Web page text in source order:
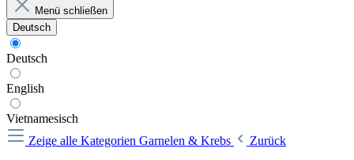
Menü schließen
Deutsch
Deutsch
English
Vietnamesisch
Zeige alle Kategorien Garnelen & Krebs
Zurück